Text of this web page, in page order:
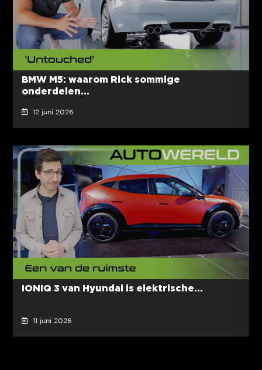
BMW M5: waarom Rick sommige
onderdelen...
12 juni 2026
IONIQ 3 van Hyundai is elektrische...
11 juni 2026